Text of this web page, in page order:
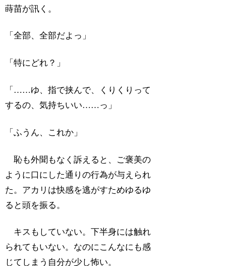
蒔苗が訊く。
「全部、全部だよっ」
「特にどれ？」
「……ゆ、指で挟んで、くりくりって
するの、気持ちいい……っ」
「ふうん、これか」
恥も外聞もなく訴えると、ご褒美の
ように口にした通りの行為が与えられ
た。アカリは快感を逃がすためゆるゆ
ると頭を振る。
キスもしていない。下半身には触れ
られてもいない。なのにこんなにも感
じてしまう自分が少し怖い。